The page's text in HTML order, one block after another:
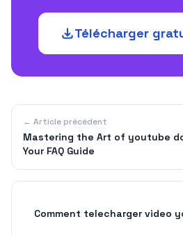
Télécharger
← Article précédent
Mastering the Art of youtube
Your FAQ Guide
Comment telecharger video